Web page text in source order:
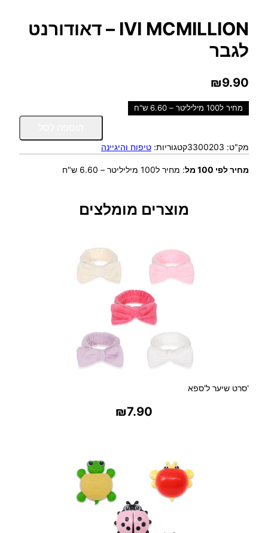
IVI MCMILLION – דאודורנט
לגבר
₪9.90
מחיר ל100 מיליליטר – 6.60 ש"ח
כ
ו
ש
V
M
I
O
N
ט
ל
ב
מק"ט: 3300203קטגוריות: טיפוח והיגיינה
מחיר לפי 100 מל : מחיר ל100 מיליליטר – 6.60 ש"ח
מוצרים מומלצים
'סרט שיער ל'ספא
₪7.90